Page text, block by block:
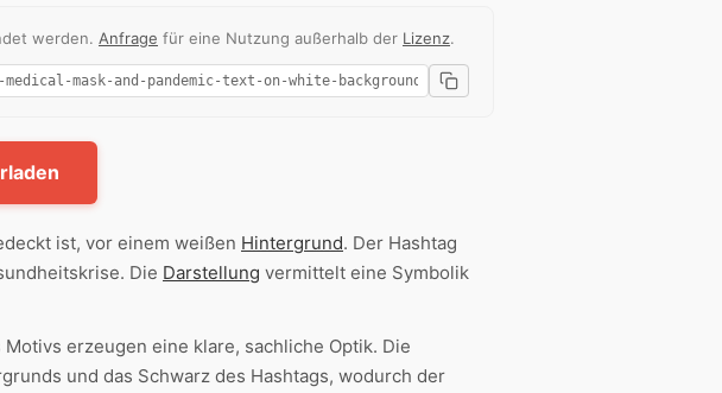
werden. Anfrage für eine Nutzung außerhalb der Lizenz.
ist, vor einem weißen Hintergrund. Der Hashtag
Die Darstellung vermittelt eine Symbolik
Motivs erzeugen eine klare, sachliche Optik. Die
und das Schwarz des Hashtags, wodurch der